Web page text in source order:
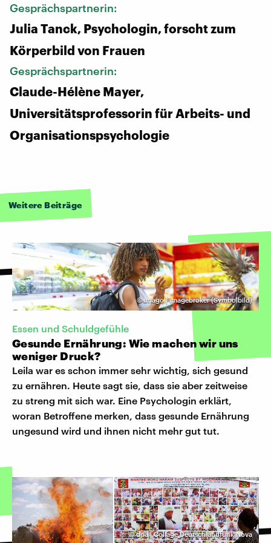
Gesprächspartnerin:
Julia Tanck, Psychologin, forscht zum
Körperbild von Frauen
Gesprächspartnerin:
Claude-Hélène Mayer,
Universitätsprofessorin für Arbeits- und
Organisationspsychologie
Weitere Beiträge
©Imago | imagebroker (Symbolbild)
Essen und Schuldgefühle
Gesunde Ernährung: Wie machen wir uns
weniger Druck?
Leila war es schon immer sehr wichtig, sich gesund
zu ernähren. Heute sagt sie, dass sie aber zeitweise
zu streng mit sich war. Eine Psychologin erklärt,
woran Betroffene merken, dass gesunde Ernährung
ungesund wird und ihnen nicht mehr gut tut.
©dpa | Collage Deutschlandfunk Nova